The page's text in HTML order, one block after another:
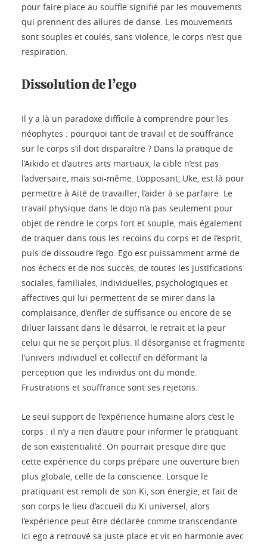
pour faire place au souffle signifié par les mouvements
qui prennent des allures de danse. Les mouvements
sont souples et coulés, sans violence, le corps n’est que
respiration.
Dissolution de l’ego
Il y a là un paradoxe difficile à comprendre pour les
néophytes : pourquoi tant de travail et de souffrance
sur le corps s’il doit disparaître ? Dans la pratique de
l’Aïkido et d’autres arts martiaux, la cible n’est pas
l’adversaire, mais soi-même. L’opposant, Uke, est là pour
permettre à Aïté de travailler, l’aider à se parfaire. Le
travail physique dans le dojo n’a pas seulement pour
objet de rendre le corps fort et souple, mais également
de traquer dans tous les recoins du corps et de l’esprit,
puis de dissoudre l’ego. Ego est puissamment armé de
nos échecs et de nos succès, de toutes les justifications
sociales, familiales, individuelles, psychologiques et
affectives qui lui permettent de se mirer dans la
complaisance, d’enfler de suffisance ou encore de se
diluer laissant dans le désarroi, le retrait et la peur
celui qui ne se perçoit plus. Il désorganise et fragmente
l’univers individuel et collectif en déformant la
perception que les individus ont du monde.
Frustrations et souffrance sont ses rejetons.
Le seul support de l’expérience humaine alors c’est le
corps : il n’y a rien d’autre pour informer le pratiquant
de son existentialité. On pourrait presque dire que
cette expérience du corps prépare une ouverture bien
plus globale, celle de la conscience. Lorsque le
pratiquant est rempli de son Ki, son énergie, et fait de
son corps le lieu d’accueil du Ki universel, alors
l’expérience peut être déclarée comme transcendante.
Ici ego a retrouvé sa juste place et vit en harmonie avec